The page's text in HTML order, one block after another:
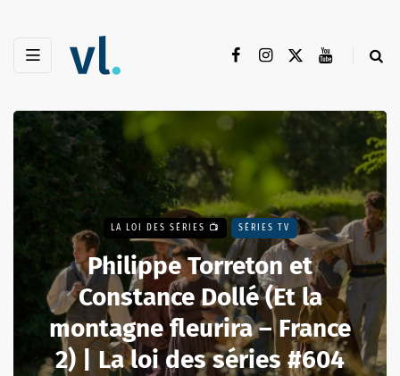
LA LOI DES SÉRIES 📺 SÉRIES TV
Philippe Torreton et
Constance Dollé (Et la
montagne fleurira – France
2) | La loi des séries #604